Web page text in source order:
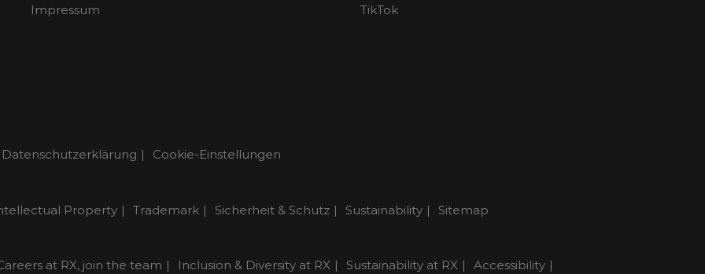
Impressum
TikTok
Datenschutzerklärung Cookie-Einstellungen
Property Trademark Sicherheit & Schutz Sustainability Sitemap
at RX, join the team Inclusion & Diversity at RX Sustainability at RX Accessibility